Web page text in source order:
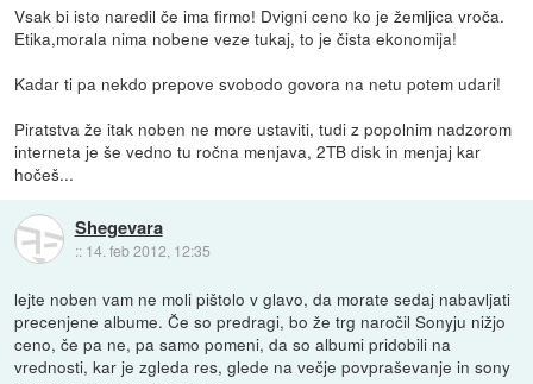
Vsak bi isto naredil če ima firmo! Dvigni ceno ko je žemljica vroča.
Etika,morala nima nobene veze tukaj, to je čista ekonomija!
Kadar ti pa nekdo prepove svobodo govora na netu potem udari!
Piratstva že itak noben ne more ustaviti, tudi z popolnim nadzorom
interneta je še vedno tu ročna menjava, 2TB disk in menjaj kar
hočeš...
Shegevara
:: 14. feb 2012, 12:35
lejte noben vam ne moli pištolo v glavo, da morate sedaj nabavljati
precenjene albume. Če so predragi, bo že trg naročil Sonyju nižjo
ceno, če pa ne, pa samo pomeni, da so albumi pridobili na
vrednosti, kar je zgleda res, glede na večje povpraševanje in sony